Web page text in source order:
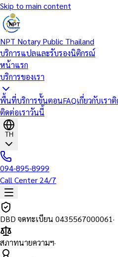
Skip to main content
NPT Notary Public Thailand
บริการแปลและรับรองนิติกรณ์
หน้าแรก
บริการของเรา
พื้นที่บริการขั้นตอนFAQเกี่ยวกับเราติ
ติดต่อเราวันนี้
TH
094-895-8999
Call Center 24/7
DBD จดทะเบียน 0435567000061·
สภาทนายความฯ·